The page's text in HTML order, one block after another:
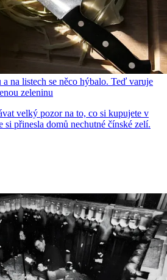
na listech se něco hýbalo. Teď varuje
zeleninu
velký pozor na to, co si kupujete v
si přinesla domů nechutné čínské zelí.